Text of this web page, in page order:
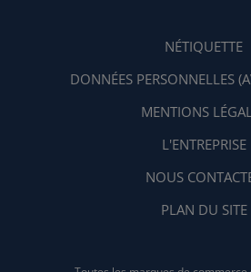
NÉTIQUETTE
DONNÉES PERSONNELLES
MENTIONS
L'ENTREPRISE
NOUS
PLAN DU SITE